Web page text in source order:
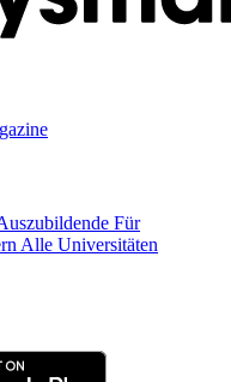
Für
Alle Universitäten